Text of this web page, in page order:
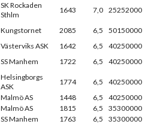
SK Rockaden
Sthlm
1643 7,0 25252000
Kungstornet 2085 6,5
50150000
Västerviks ASK 1642 6,5
40250000
SS Manhem 1722 6,5 40250000
Helsingborgs
ASK
1774 6,5
40250000
Malmö AS 1448 6,5
40250000
Malmö AS 1815 6,5
35300000
SS Manhem 1763 6,5
35300000